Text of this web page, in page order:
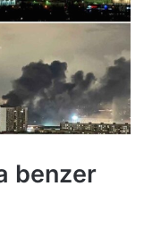
benzer